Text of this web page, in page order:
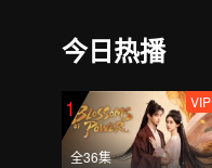
今日热播
1
全36集
VIP